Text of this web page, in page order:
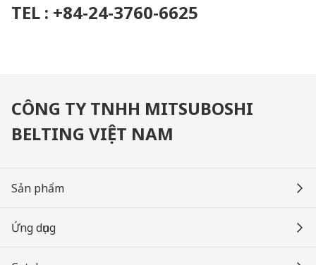
TEL : +84-24-3760-6625
CÔNG TY TNHH MITSUBOSHI
BELTING VIỆT NAM
Sản phẩm
Ứng dụng